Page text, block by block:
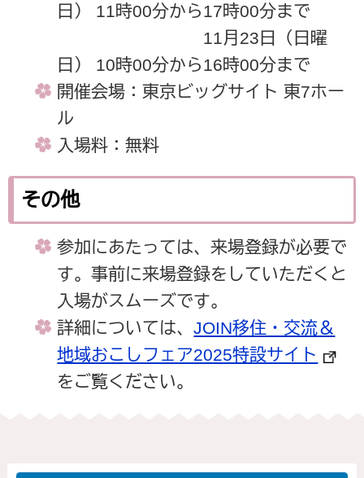
日） 11時00分から17時00分まで
11月23日（日曜
日） 10時00分から16時00分まで
開催会場：東京ビッグサイト 東7ホー
ル
入場料：無料
その他
参加にあたっては、来場登録が必要で
す。事前に来場登録をしていただくと
入場がスムーズです。
詳細については、JOIN移住・交流＆
地域おこしフェア2025特設サイト
をご覧ください。